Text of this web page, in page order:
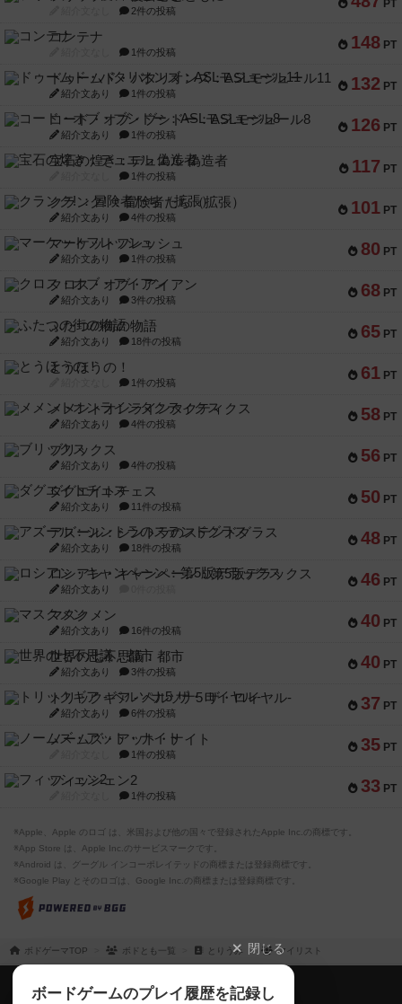
PT
2件の投稿
148 PT
コンテナ
1件の投稿
132 PT
ドゥームド・バタリオンズ：ASLモジュール11
紹介文あり 1件の投稿
126 PT
コード・オブ・ブシドー：ASLモジュール8
紹介文あり 1件の投稿
117 PT
宝石の煌き：デュエル 偽造者
1件の投稿
101 PT
クランク! ：冒険者たち（拡張）
紹介文あり 4件の投稿
80 PT
マーケットフレッシュ
紹介文あり 1件の投稿
68 PT
クロス・オブ・アイアン
紹介文あり 3件の投稿
65 PT
ふたつの街の物語
紹介文あり 18件の投稿
61 PT
とうほうの！
1件の投稿
58 PT
メメントオンラインタクティクス
紹介文あり 4件の投稿
56 PT
ブリックス
紹介文あり 4件の投稿
50 PT
ダグエイトチェス
紹介文あり 11件の投稿
48 PT
アズール：シントラのステンドグラス
紹介文あり 18件の投稿
46 PT
ロシアン・キャンペーン：第5版デラックス
紹介文あり
40 PT
マスクメン
紹介文あり 16件の投稿
40 PT
世界の七不思議：都市
紹介文あり 3件の投稿
37 PT
トリックギア - ペルソナ5 ザ・ロイヤル-
紹介文あり 6件の投稿
35 PT
ノームズ・アット・ナイト
1件の投稿
33 PT
フィッシェン2
1件の投稿
※Apple、Apple のロゴ は、米国および他の国々で登録されたApple Inc.の商標です。
※App Store は、Apple Inc.のサービスマークです。
※Android は、グーグル インコーポレイテッドの商標または登録商標です。
※Google Play とそのロゴは、Google Inc.の商標または登録商標です。
ボドゲーマTOP ボドとも一覧 とりうみ マイリスト
閉じる
ボードゲームのプレイ履歴を記録し
ボドゲーマTOP